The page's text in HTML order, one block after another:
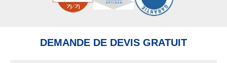
DEMANDE DE DEVIS GRATUIT